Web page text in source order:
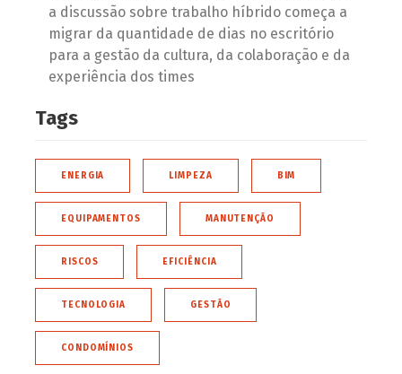
a discussão sobre trabalho híbrido começa a
migrar da quantidade de dias no escritório
para a gestão da cultura, da colaboração e da
experiência dos times
Tags
ENERGIA LIMPEZA BIM
EQUIPAMENTOS MANUTENÇÃO
RISCOS EFICIÊNCIA
TECNOLOGIA GESTÃO
CONDOMÍNIOS